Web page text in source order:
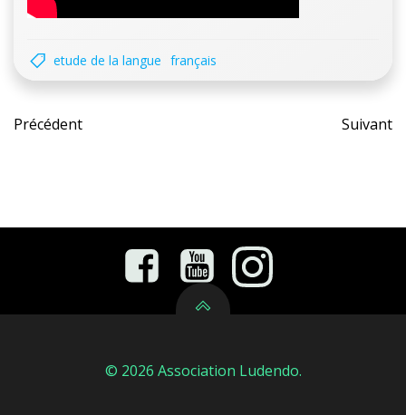
etude de la langue français
Post
Précédent Suivant
© 2026 Association Ludendo.